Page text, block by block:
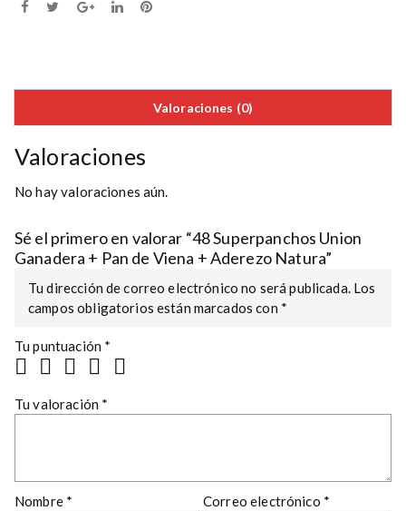
Valoraciones (0)
Valoraciones
No hay valoraciones aún.
Sé el primero en valorar “48 Superpanchos Union
Ganadera + Pan de Viena + Aderezo Natura”
Tu dirección de correo electrónico no será publicada. Los
campos obligatorios están marcados con *
Tu puntuación *
Tu valoración *
Nombre * Correo electrónico *